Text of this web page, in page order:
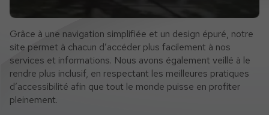
Grâce à une navigation simplifiée et un design épuré, notre
site permet à chacun d’accéder plus facilement à nos
services et informations. Nous avons également veillé à le
rendre plus inclusif, en respectant les meilleures pratiques
d’accessibilité afin que tout le monde puisse en profiter
pleinement.